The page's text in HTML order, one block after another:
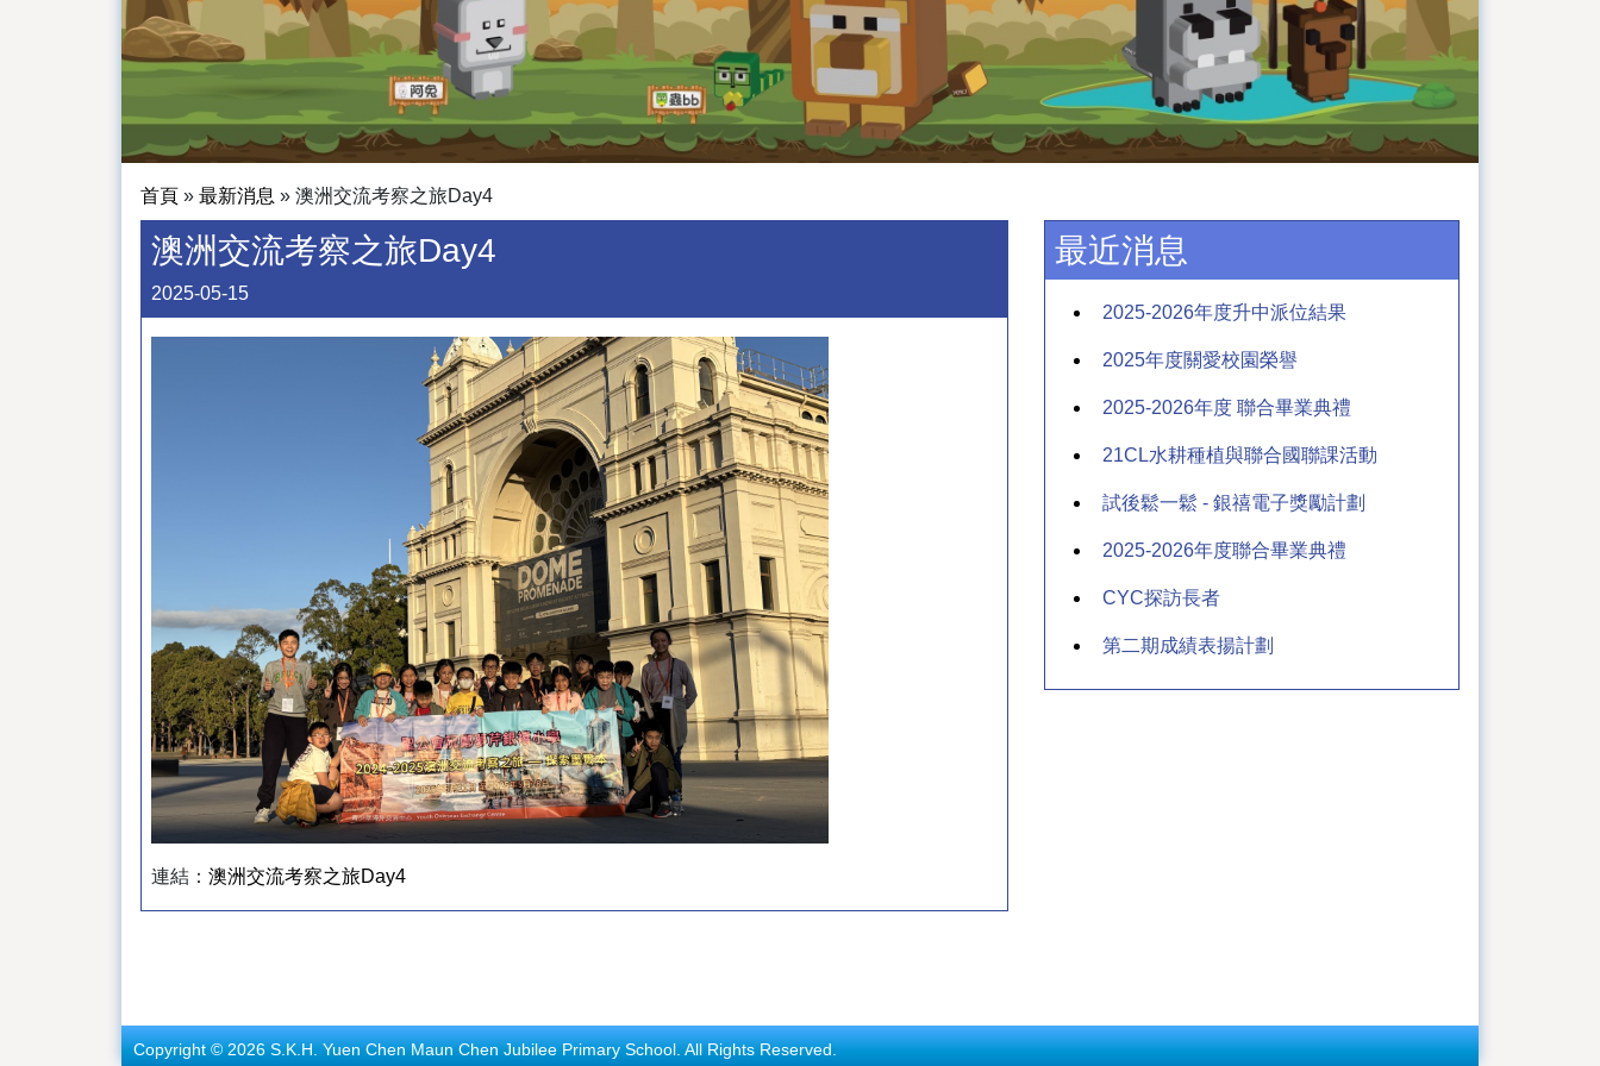
首頁 » 最新消息 » 澳洲交流考察之旅Day4
澳洲交流考察之旅Day4
2025-05-15
連結： 澳洲交流考察之旅Day4
最近消息
2025-2026年度升中派位結果
2025年度關愛校園榮譽
2025-2026年度 聯合畢業典禮
21CL水耕種植與聯合國聯課活動
試後鬆一鬆 - 銀禧電子獎勵計劃
2025-2026年度聯合畢業典禮
CYC探訪長者
第二期成績表揚計劃
Copyright © 2026 S.K.H. Yuen Chen Maun Chen Jubilee Primary School. All Rights Reserved.